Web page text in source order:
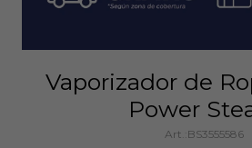
Vaporizador de
Power
BS3555586